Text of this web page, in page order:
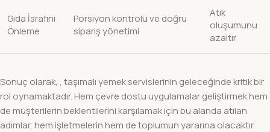
Gıda İsrafını
Önleme
Porsiyon kontrolü ve doğru
sipariş yönetimi
Atık
oluşumunu
azaltır
Sonuç olarak, , taşımalı yemek servislerinin geleceğinde kritik bir
rol oynamaktadır. Hem çevre dostu uygulamalar geliştirmek hem
de müşterilerin beklentilerini karşılamak için bu alanda atılan
adımlar, hem işletmelerin hem de toplumun yararına olacaktır.